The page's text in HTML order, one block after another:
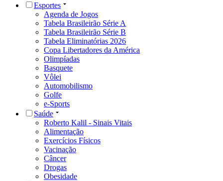
Esportes
Agenda de Jogos
Tabela Brasileirão Série A
Tabela Brasileirão Série B
Tabela Eliminatórias 2026
Copa Libertadores da América
Olimpíadas
Basquete
Vôlei
Automobilismo
Golfe
e-Sports
Saúde
Roberto Kalil - Sinais Vitais
Alimentação
Exercícios Físicos
Vacinação
Câncer
Drogas
Obesidade